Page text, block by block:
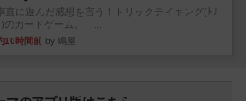
直に遊んだ感想を言う！トリックテイキング(ﾄﾘ
)のカードゲーム。 ...
10時間前 by 鳴屋